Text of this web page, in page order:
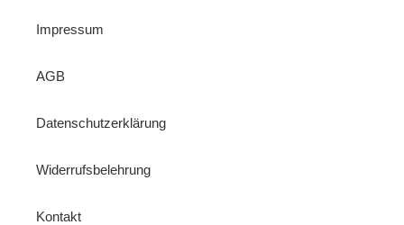
Impressum
AGB
Datenschutzerklärung
Widerrufsbelehrung
Kontakt